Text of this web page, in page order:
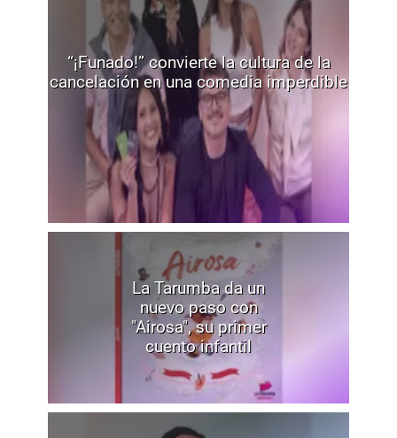
“¡Funado!” convierte la cultura de la
cancelación en una comedia imperdible
La Tarumba da un
nuevo paso con
"Airosa", su primer
cuento infantil